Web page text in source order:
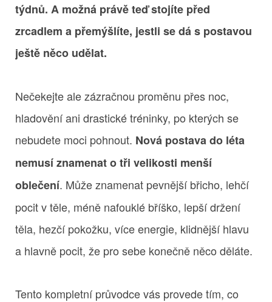
týdnů. A možná právě teď stojíte před
zrcadlem a přemýšlíte, jestli se dá s postavou
ještě něco udělat.
Nečekejte ale zázračnou proměnu přes noc,
hladovění ani drastické tréninky, po kterých se
nebudete moci pohnout. Nová postava do léta
nemusí znamenat o tři velikosti menší
oblečení. Může znamenat pevnější břicho, lehčí
pocit v těle, méně nafouklé bříško, lepší držení
těla, hezčí pokožku, více energie, klidnější hlavu
a hlavně pocit, že pro sebe konečně něco děláte.
Tento kompletní průvodce vás provede tím, co